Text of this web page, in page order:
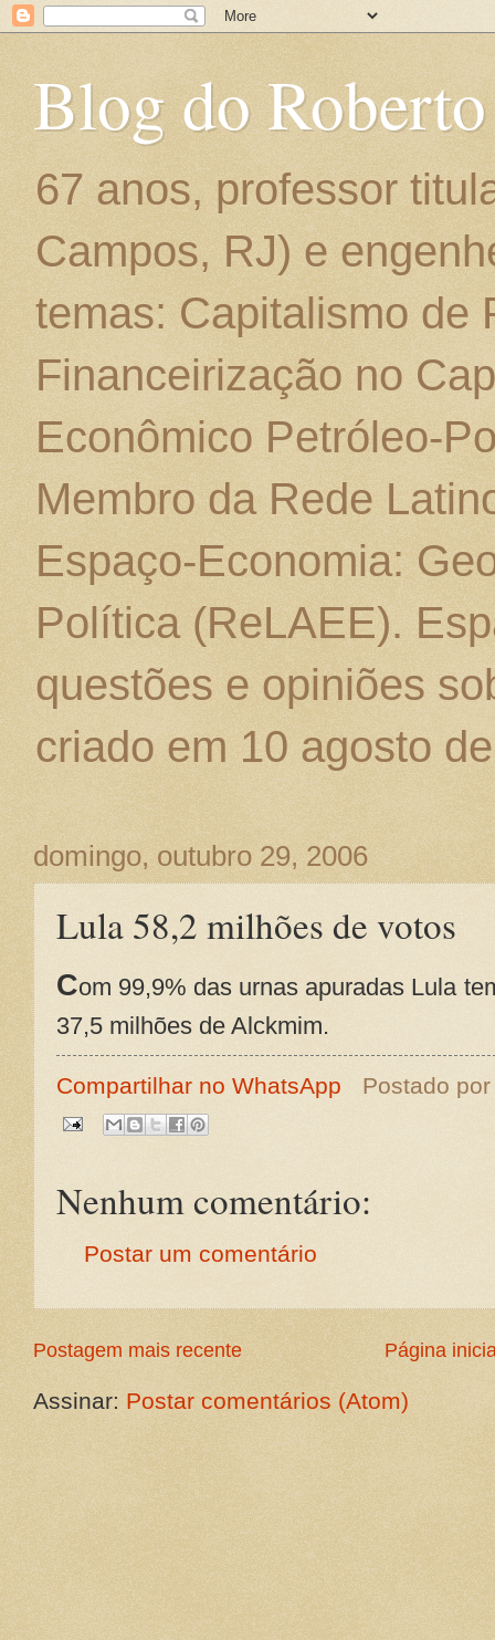
Blog do
67 anos, professor
Campos, RJ) e
temas: Capitalismo de
Financeirização no
Econômico Petróleo-
Membro da Rede
Espaço-Economia:
Política (ReLAEE).
questões e opiniões
criado em 10 agosto
domingo, outubro 29, 2006
Lula 58,2 milhões de votos
Com 99,9% das urnas apuradas Lula
37,5 milhões de Alckmim.
Compartilhar no WhatsApp Postado
Nenhum comentário:
Postar um comentário
Postagem mais recente Página
Assinar: Postar comentários (Atom)